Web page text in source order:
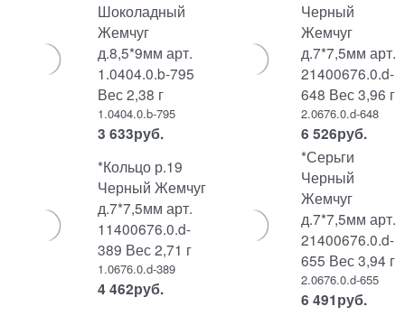
Шоколадный
Жемчуг
д.8,5*9мм арт.
1.0404.0.b-795
Вес 2,38 г
1.0404.0.b-795
3 633руб.
Черный
Жемчуг
д.7*7,5мм арт.
21400676.0.d-
648 Вес 3,96 г
2.0676.0.d-648
6 526руб.
*Кольцо р.19
Черный Жемчуг
д.7*7,5мм арт.
11400676.0.d-
389 Вес 2,71 г
1.0676.0.d-389
4 462руб.
*Серьги
Черный
Жемчуг
д.7*7,5мм арт.
21400676.0.d-
655 Вес 3,94 г
2.0676.0.d-655
6 491руб.